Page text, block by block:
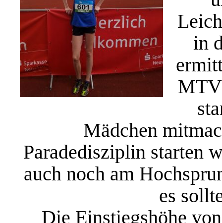
in
MTV
Mädchen
Paradedisziplin starten
auch noch am
es
Die Einstiegshöhe